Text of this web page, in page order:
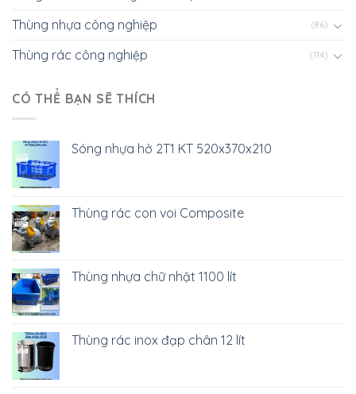
Thùng nhựa công nghiệp (86)
Thùng rác công nghiệp (114)
CÓ THỂ BẠN SẼ THÍCH
Sóng nhựa hở 2T1 KT 520x370x210
Thùng rác con voi Composite
Thùng nhựa chữ nhật 1100 lít
Thùng rác inox đạp chân 12 lít